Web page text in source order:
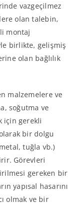
vazgeçilmez
olan talebin,
montaj
birlikte, gelişmiş
olan bağlılık
malzemelere ve
soğutma ve
için gerekli
bir dolgu
tuğla vb.)
Görevleri
gereken bir
yapısal hasarını
olmak ve bir